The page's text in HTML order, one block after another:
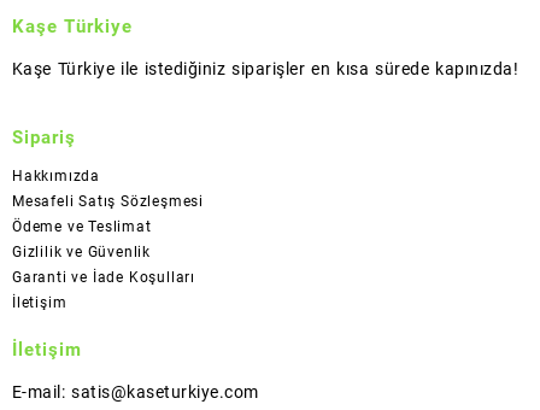
Kaşe Türkiye
Kaşe Türkiye ile istediğiniz siparişler en kısa sürede kapınızda!
Sipariş
Hakkımızda
Mesafeli Satış Sözleşmesi
Ödeme ve Teslimat
Gizlilik ve Güvenlik
Garanti ve İade Koşulları
İletişim
İletişim
E-mail: satis@kaseturkiye.com